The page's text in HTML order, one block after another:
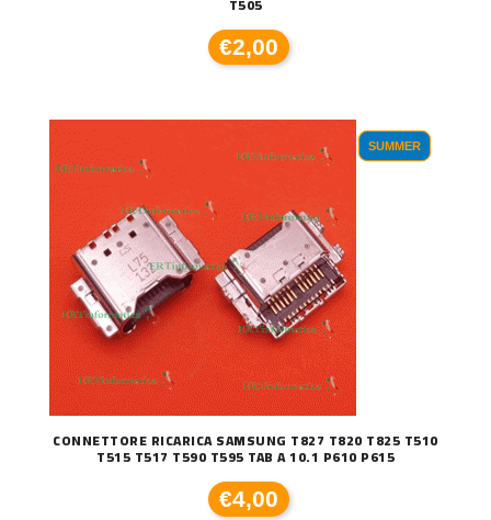
€2,00
SUMMER
CONNETTORE RICARICA SAMSUNG T827 T820 T825 T510
T515 T517 T590 T595 TAB A 10.1 P610 P615
€4,00